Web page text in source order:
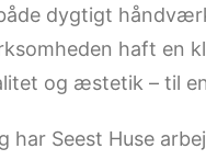
dygtigt
haft en
og æstetik – til
har Seest Huse